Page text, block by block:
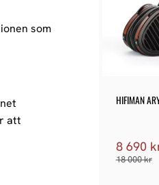
som
att
HIFIMAN
8 690
18 000kr